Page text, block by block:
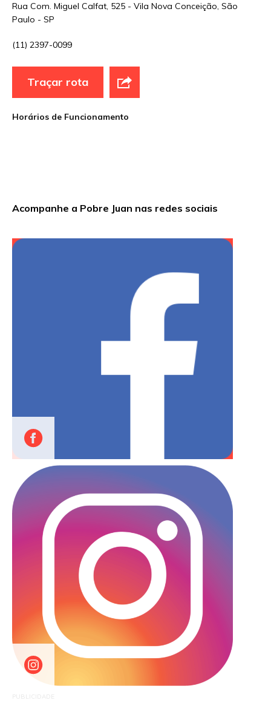
Rua Com. Miguel Calfat, 525 - Vila Nova Conceição, São
Paulo - SP
(11) 2397-0099
Traçar rota
Horários de Funcionamento
Acompanhe a Pobre Juan nas redes sociais
PUBLICIDADE